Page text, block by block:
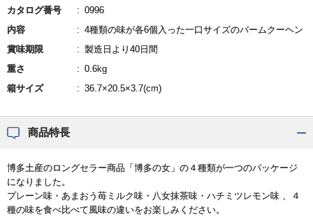
カタログ番号
0996
内容
4種類の味が各6個入った一口サイズのバームクーヘン
賞味期限
製造日より40日間
重さ
0.6kg
箱サイズ
36.7×20.5×3.7(cm)
商品特長
博多土産のロングセラー商品「博多の女」の４種類が一つのパッケージ
になりました。
プレーン味・あまおう苺ミルク味・八女抹茶味・ハチミツレモン味 、４
種の味を食べ比べて風味の違いをお楽しみください。